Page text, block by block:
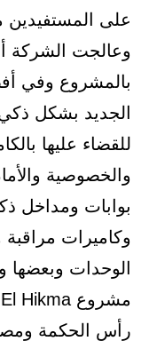
وعالجت الشركة
بالمشروع وفي
الجديد بشكل
للقضاء عليها
والخصوصية
بوابات ومداخل
وكاميرات
الوحدات
رأس الحكمة